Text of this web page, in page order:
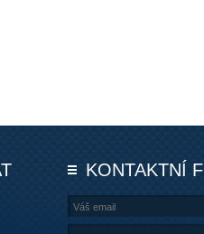
KONTAKTNÍ